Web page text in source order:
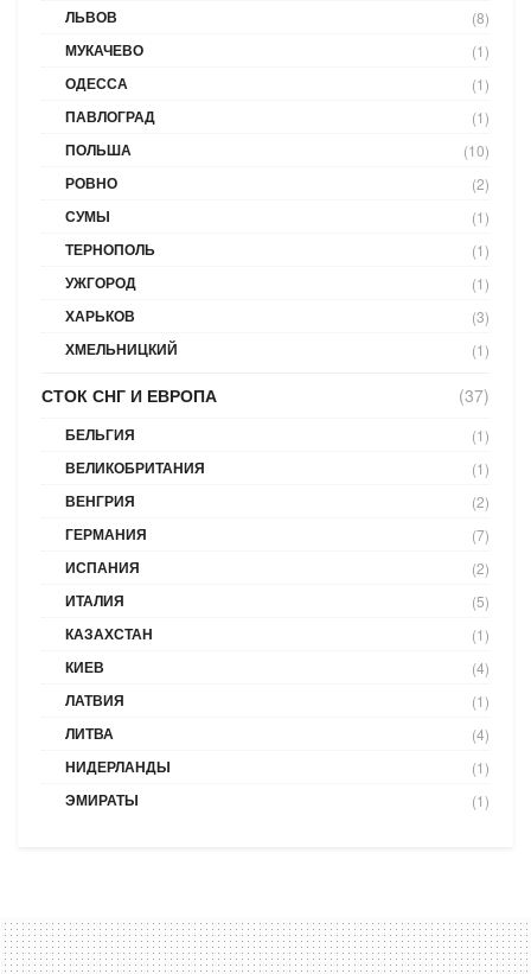
ЛЬВОВ (8)
МУКАЧЕВО (1)
ОДЕССА (1)
ПАВЛОГРАД (1)
ПОЛЬША (10)
РОВНО (2)
СУМЫ (1)
ТЕРНОПОЛЬ (1)
УЖГОРОД (1)
ХАРЬКОВ (3)
ХМЕЛЬНИЦКИЙ (1)
СТОК СНГ И ЕВРОПА (37)
БЕЛЬГИЯ (1)
ВЕЛИКОБРИТАНИЯ (1)
ВЕНГРИЯ (2)
ГЕРМАНИЯ (7)
ИСПАНИЯ (2)
ИТАЛИЯ (5)
КАЗАХСТАН (1)
КИЕВ (4)
ЛАТВИЯ (1)
ЛИТВА (4)
НИДЕРЛАНДЫ (1)
ЭМИРАТЫ (1)